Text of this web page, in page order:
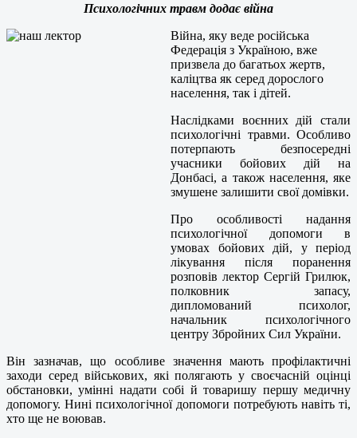
Психологічних травм додає війна
Війна, яку веде російська
Федерація з Україною, вже
призвела до багатьох жертв,
каліцтва як серед дорослого
населення, так і дітей.
Наслідками воєнних дій стали
психологічні травми. Особливо
потерпають безпосередні
учасники бойових дій на
Донбасі, а також населення, яке
змушене залишити свої домівки.
Про особливості надання
психологічної допомоги в
умовах бойових дій, у період
лікування після поранення
розповів лектор Сергій Грилюк,
полковник запасу,
дипломований психолог,
начальник психологічного
центру Збройних Сил України.
Він зазначав, що особливе значення мають профілактичні
заходи серед військових, які полягають у своєчасній оцінці
обстановки, умінні надати собі й товаришу першу медичну
допомогу. Нині психологічної допомоги потребують навіть ті,
хто ще не воював.